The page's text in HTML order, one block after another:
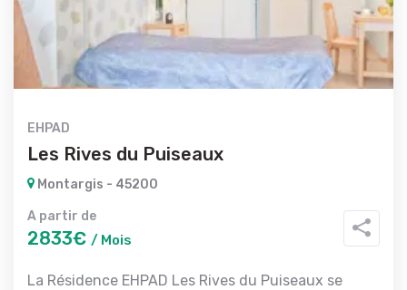
EHPAD
Les Rives du Puiseaux
Montargis - 45200
A partir de
2833€ / Mois
La Résidence EHPAD Les Rives du Puiseaux se